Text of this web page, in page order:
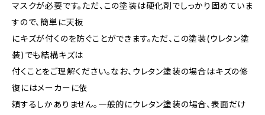
マスクが必要です。ただ、この塗装は硬化剤でしっかり固めていま
すので、簡単に天板
にキズが付くのを防ぐことができます。ただ、この塗装(ウレタン塗
装)でも結構キズは
付くことをご理解ください。なお、ウレタン塗装の場合はキズの修
復にはメーカーに依
頼するしかありません。一般的にウレタン塗装の場合、表面だけ